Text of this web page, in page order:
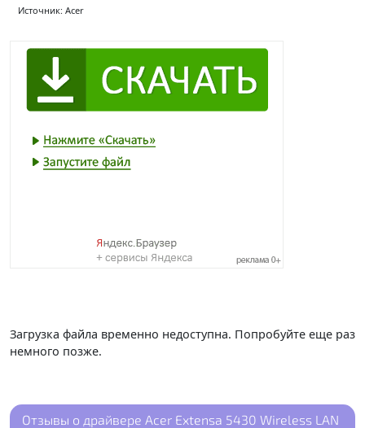
Источник: Acer
Загрузка файла временно недоступна. Попробуйте еще раз
немного позже.
Отзывы о драйвере Acer Extensa 5430 Wireless LAN